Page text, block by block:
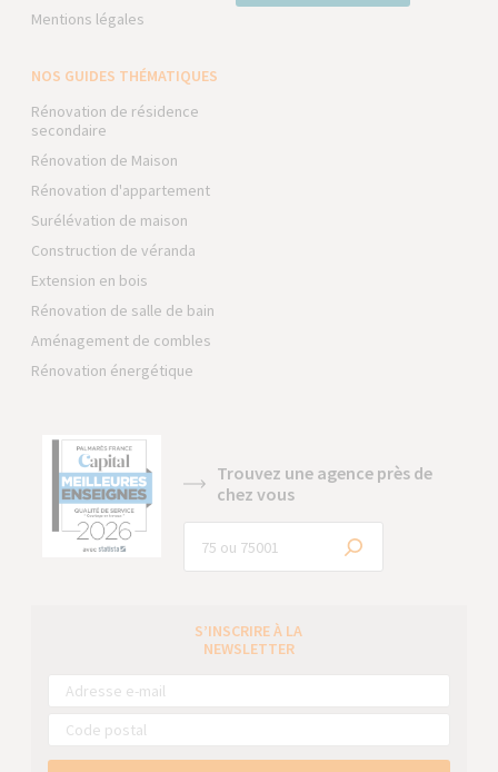
Mentions légales
NOS GUIDES THÉMATIQUES
Rénovation de résidence
secondaire
Rénovation de Maison
Rénovation d'appartement
Surélévation de maison
Construction de véranda
Extension en bois
Rénovation de salle de bain
Aménagement de combles
Rénovation énergétique
Trouvez une agence près de
chez vous
S’INSCRIRE À LA
NEWSLETTER